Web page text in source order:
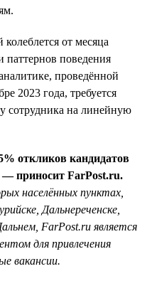
от месяца
паттернов поведения
проведённой
2023 года, требуется
сотрудника на линейную
откликов кандидатов
— приносит FarPost.ru.
населённых пунктах,
Дальнереченске,
FarPost.ru является
для привлечения
вакансии.